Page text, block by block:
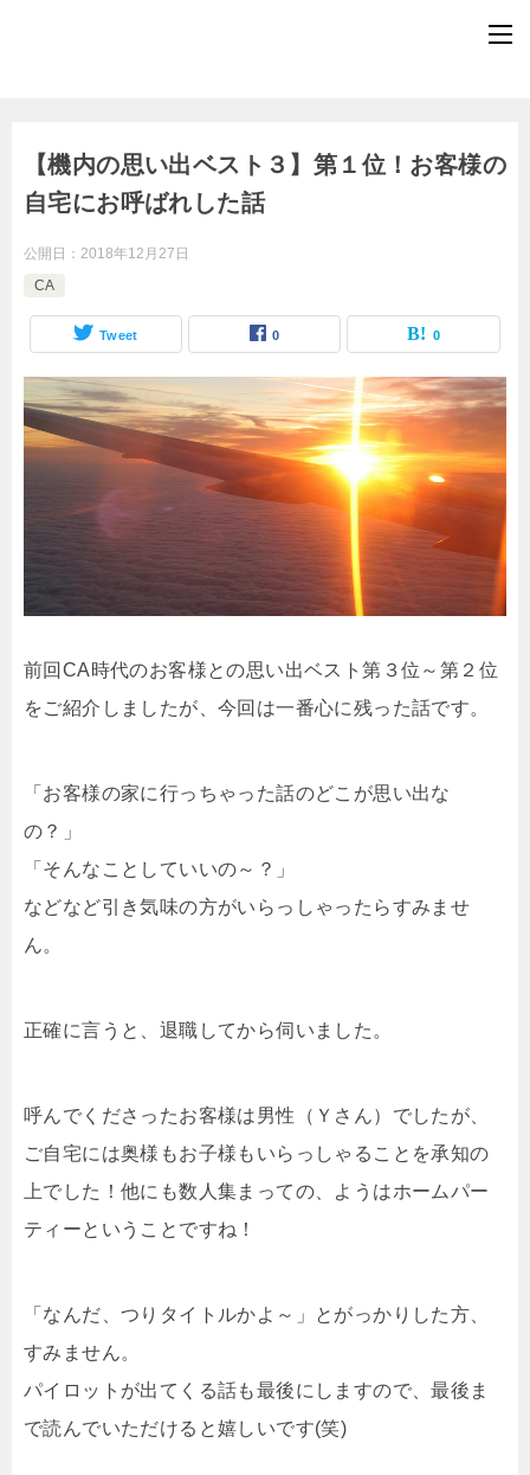
【機内の思い出ベスト３】第１位！お客様の
自宅にお呼ばれした話
公開日： 2018年12月27日
CA
Tweet 0 0
前回CA時代のお客様との思い出ベスト第３位～第２位
をご紹介しましたが、今回は一番心に残った話です。
「お客様の家に行っちゃった話のどこが思い出な
の？」
「そんなことしていいの～？」
などなど引き気味の方がいらっしゃったらすみませ
ん。
正確に言うと、退職してから伺いました。
呼んでくださったお客様は男性（Ｙさん）でしたが、
ご自宅には奥様もお子様もいらっしゃることを承知の
上でした！他にも数人集まっての、ようはホームパー
ティーということですね！
「なんだ、つりタイトルかよ～」とがっかりした方、
すみません。
パイロットが出てくる話も最後にしますので、最後ま
で読んでいただけると嬉しいです(笑)